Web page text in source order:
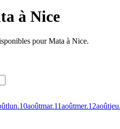
à Nice
pour Mata à Nice.
lun.10aoûtmar.11aoûtmer.12août